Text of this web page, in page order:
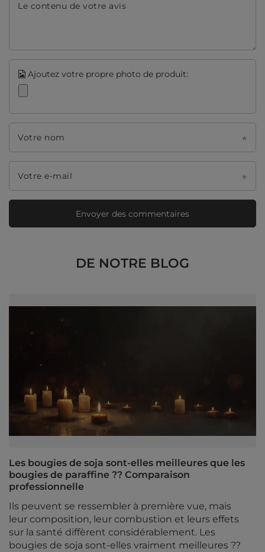
Le contenu de votre avis
Ajoutez votre propre photo de produit:
Votre nom
Votre e-mail
Envoyer des commentaires
DE NOTRE BLOG
Les bougies de soja sont-elles meilleures que les
bougies de paraffine ?? Comparaison
professionnelle
Ils peuvent se ressembler à première vue, mais
leur composition, leur combustion et leurs effets
sur la santé diffèrent considérablement. Les
bougies de soja sont-elles vraiment meilleures ??